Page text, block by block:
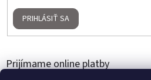
PRIHLÁSIŤ SA
Prijímame online platby